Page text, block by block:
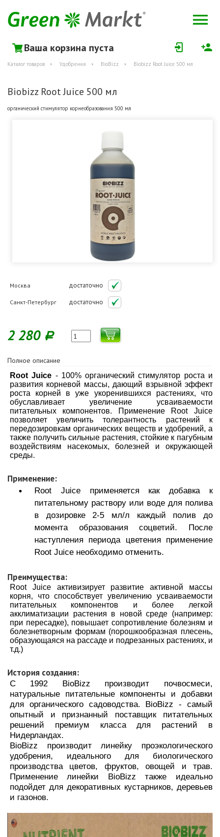
Ваша корзина пуста
Каталог товаров Удобрения BioBizz Biobizz Root Juice 500 мл
Biobizz Root Juice 500 мл
органический стимулятор корнеобразования 500 мл
Москва достаточно
Санкт-Петербург достаточно
2 280 Р
Полное описание
Root Juice - 100% органический стимулятор роста и
развития корневой массы, дающий взрывной эффект
роста корней в уже укоренившихся растениях, что
обуславливает увеличение усваиваемости
питательных компонентов. Применение Root Juice
позволяет увеличить толерантность растений к
передозировкам органических веществ и удобрений, а
также получить сильные растения, стойкие к пагубным
воздействиям насекомых, болезней и окружающей
среды.
Применение:
Root Juice применяется как добавка к
питательному раствору или воде для полива
в дозировке 2-5 мл/л каждый полив до
момента образования соцветий. После
наступления периода цветения применение
Root Juice необходимо отменить.
Преимущества:
Root Juice активизирует развитие активной массы
корня, что способствует увеличению усваиваемости
питательных компонентов и более легкой
акклиматизации растения в новой среде (например:
при пересадке), повышает сопротивление болезням и
болезнетворным формам (порошкообразная плесень,
образующаяся на рассаде и подрезанных растениях, и
т.д.)
История создания:
С 1992 BioBizz производит почвосмеси,
натуральные питательные компоненты и добавки
для органического садоводства. BioBizz - самый
опытный и признанный поставщик питательных
решений премиум класса для растений в
Нидерландах.
BioBizz производит линейку проэкологического
удобрения, идеального для биологического
производства цветов, фруктов, овощей и трав.
Применение линейки BioBizz также идеально
подойдет для декоративных кустарников, деревьев
и газонов.